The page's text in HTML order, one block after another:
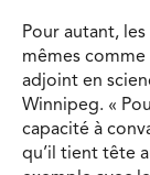
Pour autant,
mêmes
adjoint en
Winnipeg. «
capacité à
qu’il tient tête